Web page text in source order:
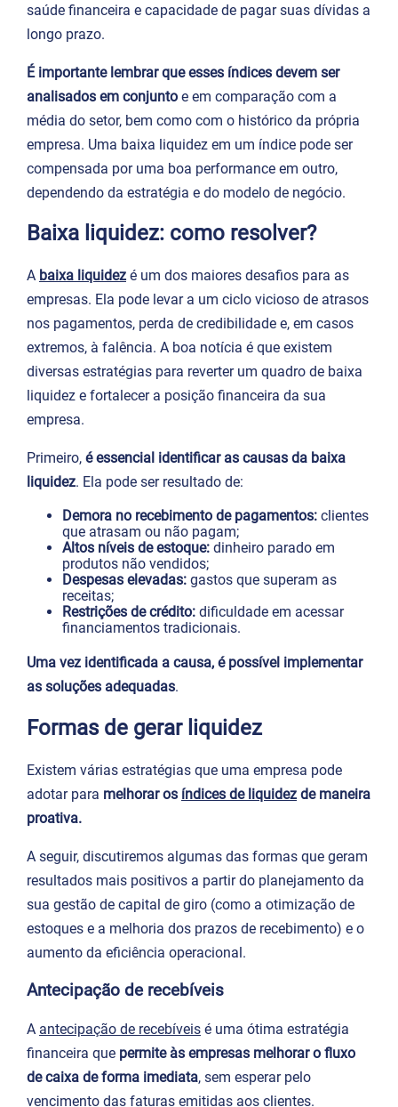
saúde financeira e capacidade de pagar suas dívidas a
longo prazo.
É importante lembrar que esses índices devem ser
analisados em conjunto e em comparação com a
média do setor, bem como com o histórico da própria
empresa. Uma baixa liquidez em um índice pode ser
compensada por uma boa performance em outro,
dependendo da estratégia e do modelo de negócio.
Baixa liquidez: como resolver?
A baixa liquidez é um dos maiores desafios para as
empresas. Ela pode levar a um ciclo vicioso de atrasos
nos pagamentos, perda de credibilidade e, em casos
extremos, à falência. A boa notícia é que existem
diversas estratégias para reverter um quadro de baixa
liquidez e fortalecer a posição financeira da sua
empresa.
Primeiro, é essencial identificar as causas da baixa
liquidez. Ela pode ser resultado de:
Demora no recebimento de pagamentos: clientes
que atrasam ou não pagam;
Altos níveis de estoque: dinheiro parado em
produtos não vendidos;
Despesas elevadas: gastos que superam as
receitas;
Restrições de crédito: dificuldade em acessar
financiamentos tradicionais.
Uma vez identificada a causa, é possível implementar
as soluções adequadas.
Formas de gerar liquidez
Existem várias estratégias que uma empresa pode
adotar para melhorar os índices de liquidez de maneira
proativa.
A seguir, discutiremos algumas das formas que geram
resultados mais positivos a partir do planejamento da
sua gestão de capital de giro (como a otimização de
estoques e a melhoria dos prazos de recebimento) e o
aumento da eficiência operacional.
Antecipação de recebíveis
A antecipação de recebíveis é uma ótima estratégia
financeira que permite às empresas melhorar o fluxo
de caixa de forma imediata, sem esperar pelo
vencimento das faturas emitidas aos clientes.